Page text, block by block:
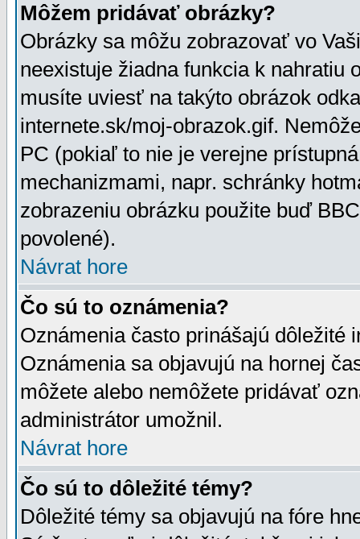
Môžem pridávať obrázky?
Obrázky sa môžu zobrazovať vo
neexistuje žiadna funkcia k nahratiu
musíte uviesť na takýto obrázok
internete.sk/moj-obrazok.gif.
PC (pokiaľ to nie je verejne
mechanizmami, napr. schránky
zobrazeniu obrázku použite buď
povolené).
Návrat hore
Čo sú to oznámenia?
Oznámenia často prinášajú dôležité
Oznámenia sa objavujú na hornej
môžete alebo nemôžete pridávať
administrátor umožnil.
Návrat hore
Čo sú to dôležité témy?
Dôležité témy sa objavujú na fóre